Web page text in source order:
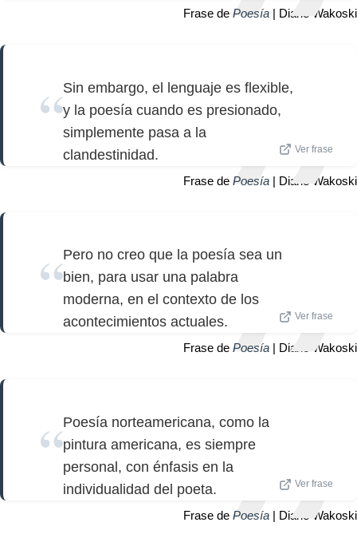
Frase de Poesía | Diane Wakoski
Sin embargo, el lenguaje es flexible,
y la poesía cuando es presionado,
simplemente pasa a la
clandestinidad.
Ver frase
Frase de Poesía | Diane Wakoski
Pero no creo que la poesía sea un
bien, para usar una palabra
moderna, en el contexto de los
acontecimientos actuales.
Ver frase
Frase de Poesía | Diane Wakoski
Poesía norteamericana, como la
pintura americana, es siempre
personal, con énfasis en la
individualidad del poeta.
Ver frase
Frase de Poesía | Diane Wakoski